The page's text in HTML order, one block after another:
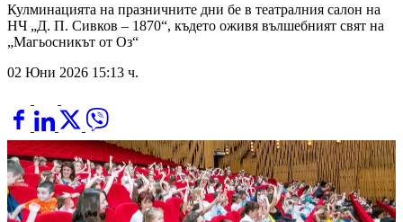
Кулминацията на празничните дни бе в театралния салон на
НЧ „Д. П. Сивков – 1870“, където оживя вълшебният свят на
„Магьосникът от Оз“
02 Юни 2026 15:13 ч.